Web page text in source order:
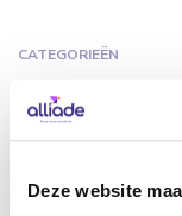
Deze website
CATEGORIEËN
Hoofdgebieden